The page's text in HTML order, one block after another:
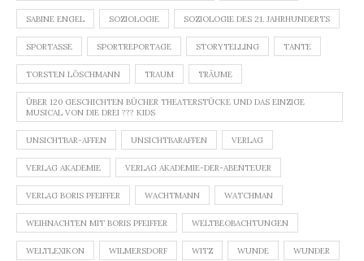
SABINE ENGEL SOZIOLOGIE SOZIOLOGIE DES 21. JAHRHUNDERTS
SPORTASSE SPORTREPORTAGE STORYTELLING TANTE
TORSTEN LÖSCHMANN TRAUM TRÄUME
ÜBER 120 GESCHICHTEN BÜCHER THEATERSTÜCKE UND DAS EINZIGE
MUSICAL VON DIE DREI ??? KIDS
UNSICHTBAR-AFFEN UNSICHTBARAFFEN VERLAG
VERLAG AKADEMIE VERLAG AKADEMIE-DER-ABENTEUER
VERLAG BORIS PFEIFFER WACHTMANN WATCHMAN
WEIHNACHTEN MIT BORIS PFEIFFER WELTBEOBACHTUNGEN
WELTLEXIKON WILMERSDORF WITZ WUNDE WUNDER